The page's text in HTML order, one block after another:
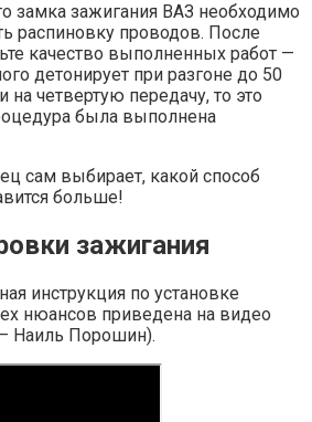
замка зажигания ВАЗ необходимо
распиновку проводов. После
качество выполненных работ —
детонирует при разгоне до 50
четвертую передачу, то это
была выполнена
сам выбирает, какой способ
больше!
зажигания
инструкция по установке
нюансов приведена на видео
Наиль Порошин).